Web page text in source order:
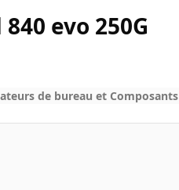
evo 250G
de bureau et Composants